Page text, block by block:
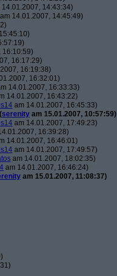
14.01.2007, 14:43:34)
am 14.01.2007, 14:45:49)
16:10:59)
16:17:29)
16:19:38)
16:32:01)
14.01.2007, 16:33:33)
14.01.2007, 16:43:22)
am 14.01.2007, 16:45:33)
(serenity am 15.01.2007, 10:57:59)
am 14.01.2007, 17:49:23)
16:39:28)
14.01.2007, 16:46:01)
am 14.01.2007, 17:49:57)
am 14.01.2007, 18:02:35)
am 14.01.2007, 16:46:24)
am 15.01.2007, 11:08:37)